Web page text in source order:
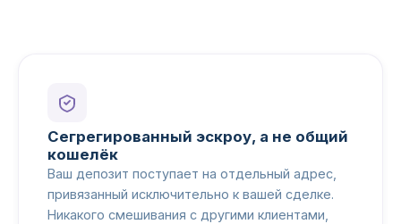
Сегрегированный эскроу, а не общий
кошелёк
Ваш депозит поступает на отдельный адрес,
привязанный исключительно к вашей сделке.
Никакого смешивания с другими клиентами,